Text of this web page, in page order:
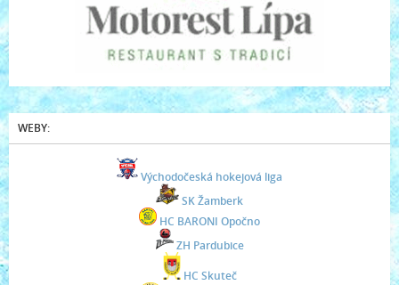
WEBY:
Východočeská hokejová liga
SK Žamberk
HC BARONI Opočno
ZH Pardubice
HC Skuteč